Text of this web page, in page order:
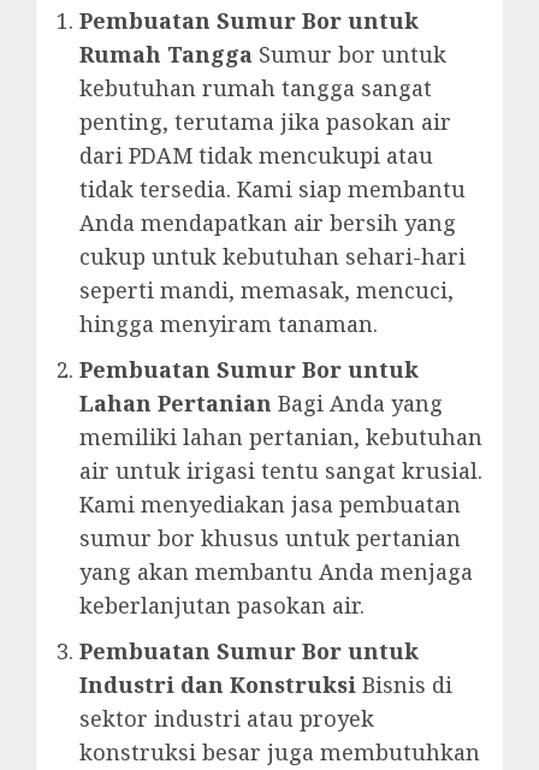
Pembuatan Sumur Bor untuk
Rumah Tangga Sumur bor untuk
kebutuhan rumah tangga sangat
penting, terutama jika pasokan air
dari PDAM tidak mencukupi atau
tidak tersedia. Kami siap membantu
Anda mendapatkan air bersih yang
cukup untuk kebutuhan sehari-hari
seperti mandi, memasak, mencuci,
hingga menyiram tanaman.
Pembuatan Sumur Bor untuk
Lahan Pertanian Bagi Anda yang
memiliki lahan pertanian, kebutuhan
air untuk irigasi tentu sangat krusial.
Kami menyediakan jasa pembuatan
sumur bor khusus untuk pertanian
yang akan membantu Anda menjaga
keberlanjutan pasokan air.
Pembuatan Sumur Bor untuk
Industri dan Konstruksi Bisnis di
sektor industri atau proyek
konstruksi besar juga membutuhkan